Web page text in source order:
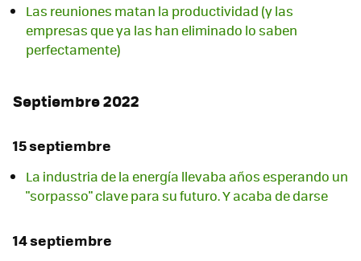
Las reuniones matan la productividad (y las
empresas que ya las han eliminado lo saben
perfectamente)
Septiembre 2022
15 septiembre
La industria de la energía llevaba años esperando un
"sorpasso" clave para su futuro. Y acaba de darse
14 septiembre